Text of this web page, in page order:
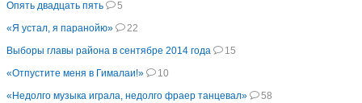
Опять двадцать пять
5
«Я устал, я паранойю»
22
Выборы главы района в сентябре 2014 года
15
«Отпустите меня в Гималаи!»
10
«Недолго музыка играла, недолго фраер танцевал»
58